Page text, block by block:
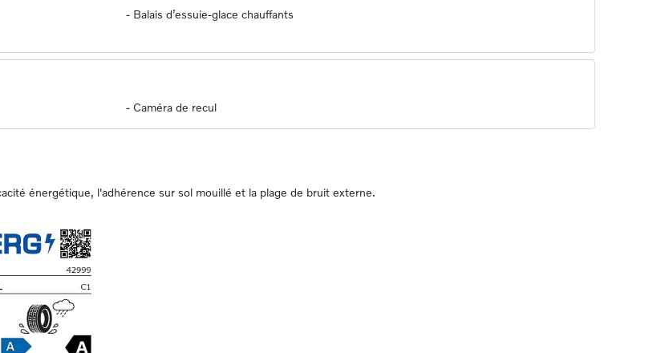
- Balais d’essuie-glace chauffants
- Caméra de recul
énergétique, l'adhérence sur sol mouillé et la plage de bruit externe.